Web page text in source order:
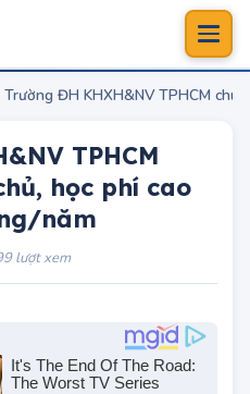
Trường ĐH KHXH&NV TPHCM
TPHCM
học phí cao
năm
lượt xem